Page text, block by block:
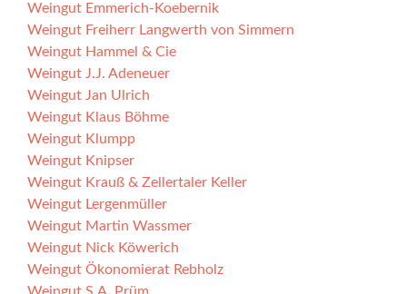
Weingut Emmerich-Koebernik
Weingut Freiherr Langwerth von Simmern
Weingut Hammel & Cie
Weingut J.J. Adeneuer
Weingut Jan Ulrich
Weingut Klaus Böhme
Weingut Klumpp
Weingut Knipser
Weingut Krauß & Zellertaler Keller
Weingut Lergenmüller
Weingut Martin Wassmer
Weingut Nick Köwerich
Weingut Ökonomierat Rebholz